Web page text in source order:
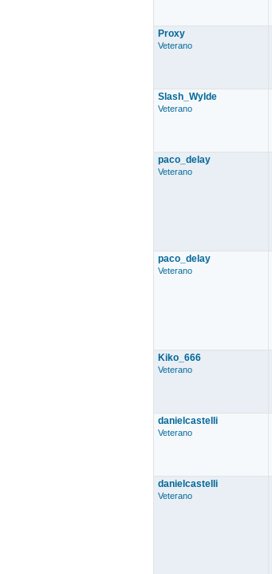
Proxy
Veterano
Slash_Wylde
Veterano
paco_delay
Veterano
paco_delay
Veterano
Kiko_666
Veterano
danielcastelli
Veterano
danielcastelli
Veterano